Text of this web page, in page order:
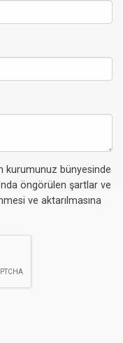
kurumunuz bünyesinde
öngörülen şartlar ve
ve aktarılmasına